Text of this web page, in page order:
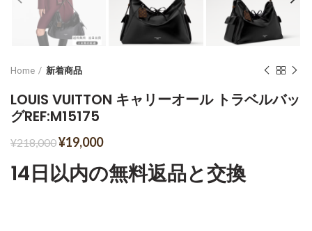
Home 新着商品
LOUIS VUITTON キャリーオール トラベルバッ
グREF:M15175
¥218,000¥19,000
14日以内の無料返品と交換